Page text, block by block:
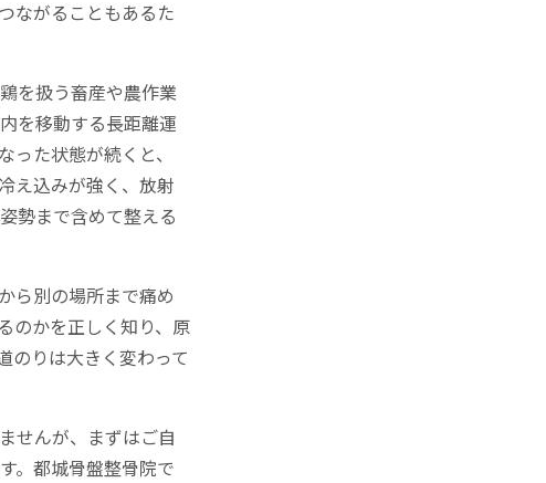
ながることもあるた
を扱う畜産や農作業
を移動する長距離運
た状態が続くと、
え込みが強く、放射
勢まで含めて整える
ら別の場所まで痛め
のかを正しく知り、原
のりは大きく変わって
せんが、まずはご自
。都城骨盤整骨院で